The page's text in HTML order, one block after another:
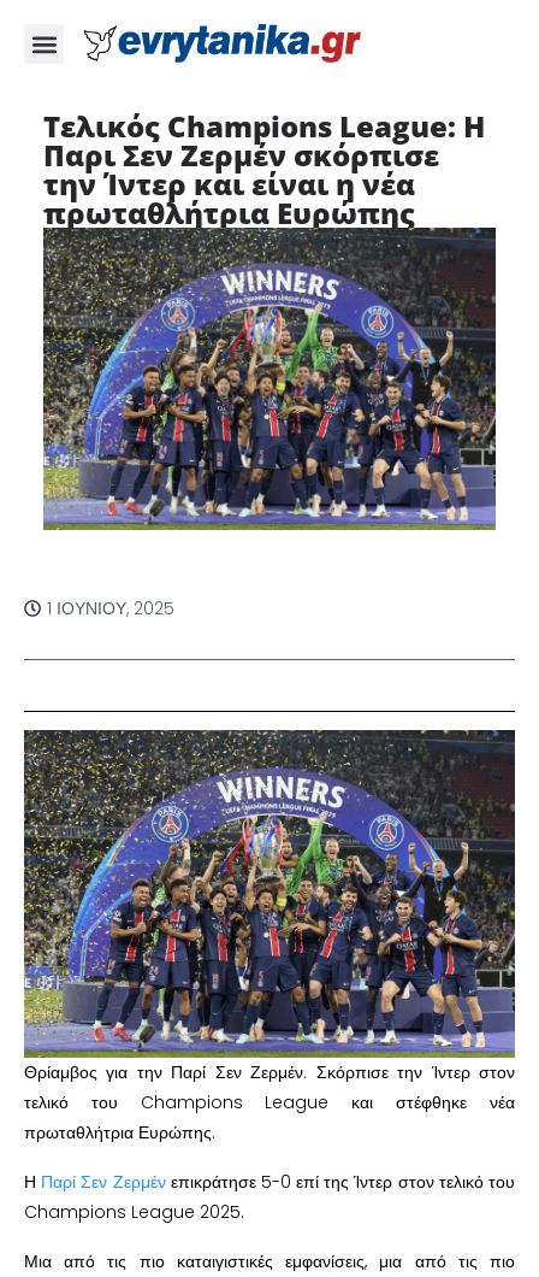
Τελικός Champions League: Η
Παρι Σεν Ζερμέν σκόρπισε
την Ίντερ και είναι η νέα
πρωταθλήτρια Ευρώπης
1 ΙΟΥΝΊΟΥ, 2025
Θρίαμβος για την Παρί Σεν Ζερμέν. Σκόρπισε την Ίντερ στον
τελικό του Champions League και στέφθηκε νέα
πρωταθλήτρια Ευρώπης.
Η Παρί Σεν Ζερμέν επικράτησε 5-0 επί της Ίντερ στον τελικό του
Champions League 2025.
Μια από τις πιο καταιγιστικές εμφανίσεις, μια από τις πιο